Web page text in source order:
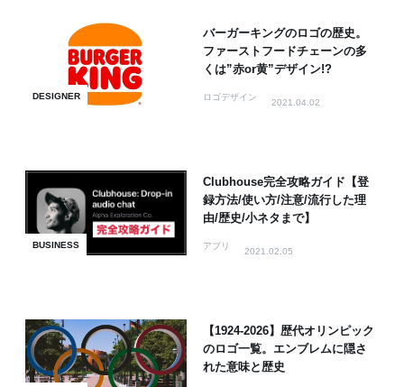
DESIGNER
バーガーキングのロゴの歴史。
ファーストフードチェーンの多
くは”赤or黄”デザイン!?
ロゴデザイン
2021.04.02
BUSINESS
Clubhouse完全攻略ガイド【登
録方法/使い方/注意/流行した理
由/歴史/小ネタまで】
アプリ
2021.02.05
【1924-2026】歴代オリンピック
のロゴ一覧。エンブレムに隠さ
れた意味と歴史